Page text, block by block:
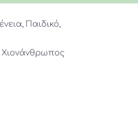
Παιδικό
Χιονάνθρωπος